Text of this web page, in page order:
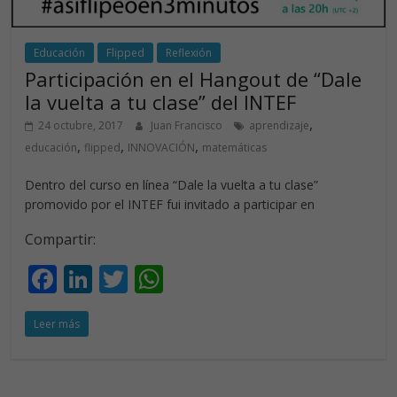
Educación Flipped Reflexión
Participación en el Hangout de “Dale
la vuelta a tu clase” del INTEF
24 octubre, 2017 Juan Francisco aprendizaje,
educación, flipped, INNOVACIÓN, matemáticas
Dentro del curso en línea “Dale la vuelta a tu clase”
promovido por el INTEF fui invitado a participar en
Compartir:
F
ac
e
Li T
Leer más